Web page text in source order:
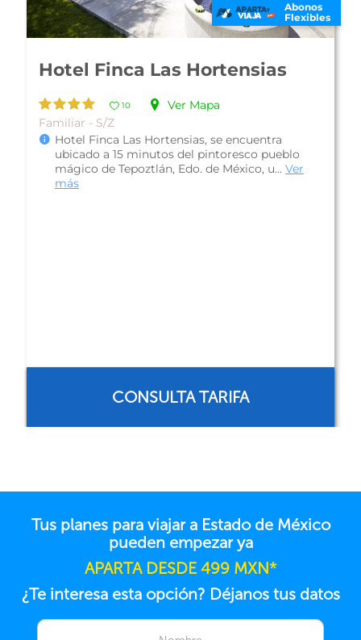
Abonos
Flexibles
Hotel El Rebozo
10
Ver Mapa
Familiar - Valle de Bravo
Hotel El Rebozo, con una arquitectura inspirada
en una finca tradicional, esta bonita propiedad
ofrece una privilegiada ub...Ver más
CONSULTA TARIFA
Tus planes para viajar a Estado de México
pueden empezar ya
APARTA DESDE 499 MXN*
¿Te interesa esta opción? Déjanos tus datos